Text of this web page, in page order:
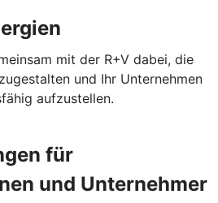
mit der R+V dabei, die
und Ihr Unternehmen
aufzustellen.
für
und Unternehmer